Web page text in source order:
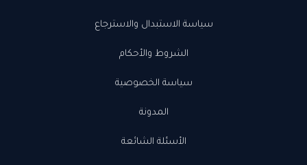
سياسة الاستبدال والاسترجاع
الشروط والأحكام
سياسة الخصوصية
المدونة
الأسئلة الشائعة